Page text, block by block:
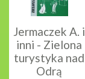
Jermaczek A. i
inni - Zielona
turystyka nad
Odrą